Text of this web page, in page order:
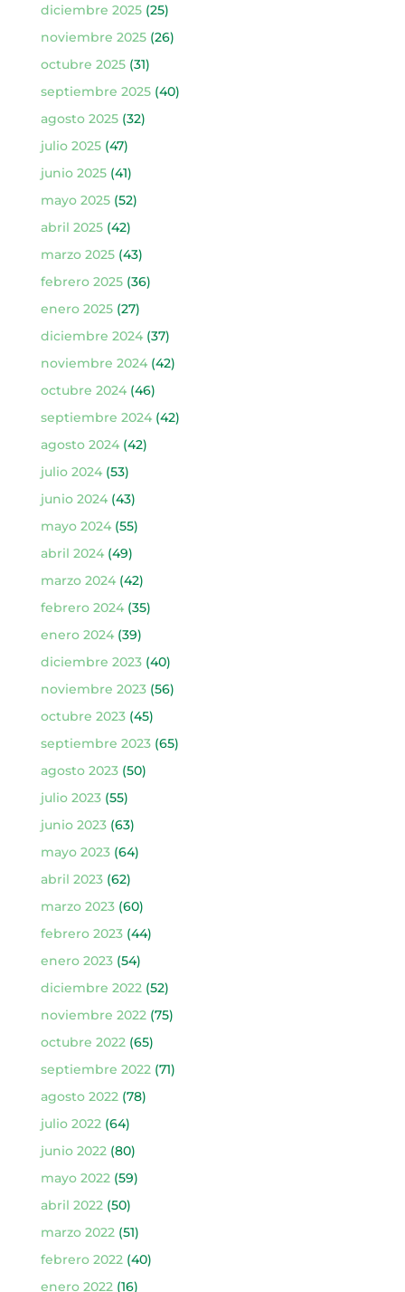
diciembre 2025(25)
noviembre 2025(26)
octubre 2025(31)
septiembre 2025(40)
agosto 2025(32)
julio 2025(47)
junio 2025(41)
mayo 2025(52)
abril 2025(42)
marzo 2025(43)
febrero 2025(36)
enero 2025(27)
diciembre 2024(37)
noviembre 2024(42)
octubre 2024(46)
septiembre 2024(42)
agosto 2024(42)
julio 2024(53)
junio 2024(43)
mayo 2024(55)
abril 2024(49)
marzo 2024(42)
febrero 2024(35)
enero 2024(39)
diciembre 2023(40)
noviembre 2023(56)
octubre 2023(45)
septiembre 2023(65)
agosto 2023(50)
julio 2023(55)
junio 2023(63)
mayo 2023(64)
abril 2023(62)
marzo 2023(60)
febrero 2023(44)
enero 2023(54)
diciembre 2022(52)
noviembre 2022(75)
octubre 2022(65)
septiembre 2022(71)
agosto 2022(78)
julio 2022(64)
junio 2022(80)
mayo 2022(59)
abril 2022(50)
marzo 2022(51)
febrero 2022(40)
enero 2022(16)